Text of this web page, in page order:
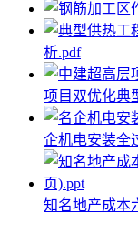
析.pdf
项目双优化典
企机电安装全
知名地产成本